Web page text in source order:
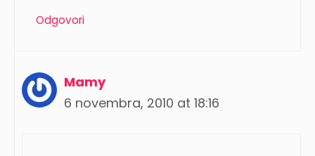
Odgovori
Mamy
6 novembra, 2010 at 18:16